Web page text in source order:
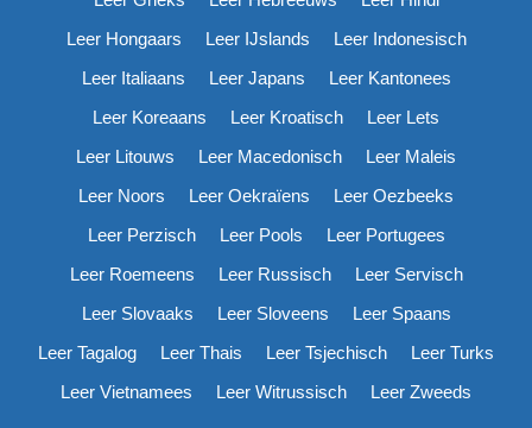
Leer Hongaars
Leer IJslands
Leer Indonesisch
Leer Italiaans
Leer Japans
Leer Kantonees
Leer Koreaans
Leer Kroatisch
Leer Lets
Leer Litouws
Leer Macedonisch
Leer Maleis
Leer Noors
Leer Oekraïens
Leer Oezbeeks
Leer Perzisch
Leer Pools
Leer Portugees
Leer Roemeens
Leer Russisch
Leer Servisch
Leer Slovaaks
Leer Sloveens
Leer Spaans
Leer Tagalog
Leer Thais Leer Tsjechisch
Leer Turks
Leer Vietnamees
Leer Witrussisch Leer Zweeds